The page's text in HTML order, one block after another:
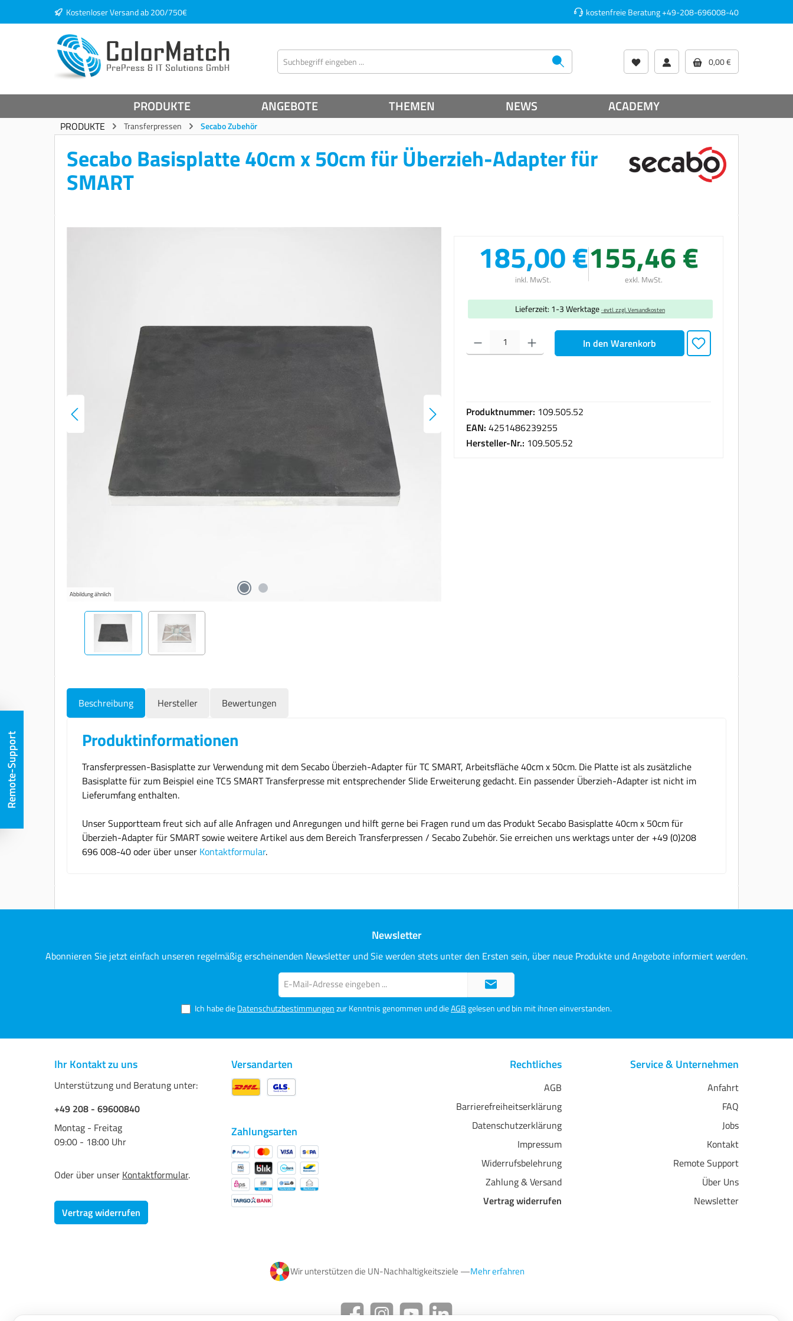
Zur Hauptnavigation springen
Kostenloser Versand ab 200/750€ kostenfreie Beratung+49-208-696008-40
0,00 €
PRODUKTE ANGEBOTE THEMEN NEWS ACADEMY
PRODUKTE Transferpressen Secabo Zubehör
Secabo Basisplatte 40cm x 50cm für Überzieh-Adapter für
SMART
Abbildung ähnlich
185,00 €
inkl. MwSt.
155,46 €
exkl. MwSt.
Lieferzeit: 1-3 Werktage· evtl. zzgl. Versandkosten
Produkt Anzahl: Gib den gewünschten Wert ein oder benutze die Schaltflächen um die Anzahl zu erhöhen oder
In den Warenkorb
Produktnummer: 109.505.52
EAN: 4251486239255
Hersteller-Nr.: 109.505.52
Beschreibung Hersteller Bewertungen
Produktinformationen
Transferpressen-Basisplatte zur Verwendung mit dem Secabo Überzieh-Adapter für TC SMART, Arbeitsfläche 40cm x 50cm. Die Platte ist als zusätzliche
Basisplatte für zum Beispiel eine TC5 SMART Transferpresse mit entsprechender Slide Erweiterung gedacht. Ein passender Überzieh-Adapter ist nicht im
Lieferumfang enthalten.
Unser Supportteam freut sich auf alle Anfragen und Anregungen und hilft gerne bei Fragen rund um das Produkt Secabo Basisplatte 40cm x 50cm für
Überzieh-Adapter für SMART sowie weitere Artikel aus dem Bereich Transferpressen / Secabo Zubehör. Sie erreichen uns werktags unter der +49 (0)208
696 008-40 oder über unser Kontaktformular.
Newsletter
Abonnieren Sie jetzt einfach unseren regelmäßig erscheinenden Newsletter und Sie werden stets unter den Ersten sein, über neue Produkte und Angebote informiert werden.
Mail-
Adresse*
Ich habe dieDatenschutzbestimmungenzur Kenntnis genommen und dieAGBgelesen und bin mit ihnen einverstanden.
Ihr Kontakt zu uns
Unterstützung und Beratung unter:
+49 208 - 69600840
Montag - Freitag
09:00 - 18:00 Uhr
Oder über unser Kontaktformular.
Vertrag widerrufen
Versandarten
Zahlungsarten
Rechtliches
AGB
Barrierefreiheitserklärung
Datenschutzerklärung
Impressum
Widerrufsbelehrung
Zahlung & Versand
Vertrag widerrufen
Service & Unternehmen
Anfahrt
FAQ
Jobs
Kontakt
Remote Support
Über Uns
Newsletter
Wir unterstützen die UN-Nachhaltigkeitsziele —Mehr erfahren
Facebook Instagram YouTube LinkedIn
Remote-Support